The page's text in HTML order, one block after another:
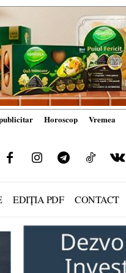
Horoscop Vremea
EDIȚIA PDF CONTACT